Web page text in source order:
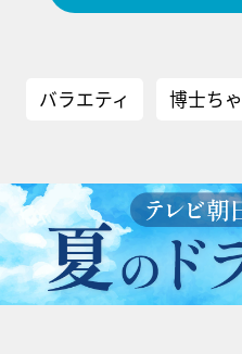
バラエティ 博士ち